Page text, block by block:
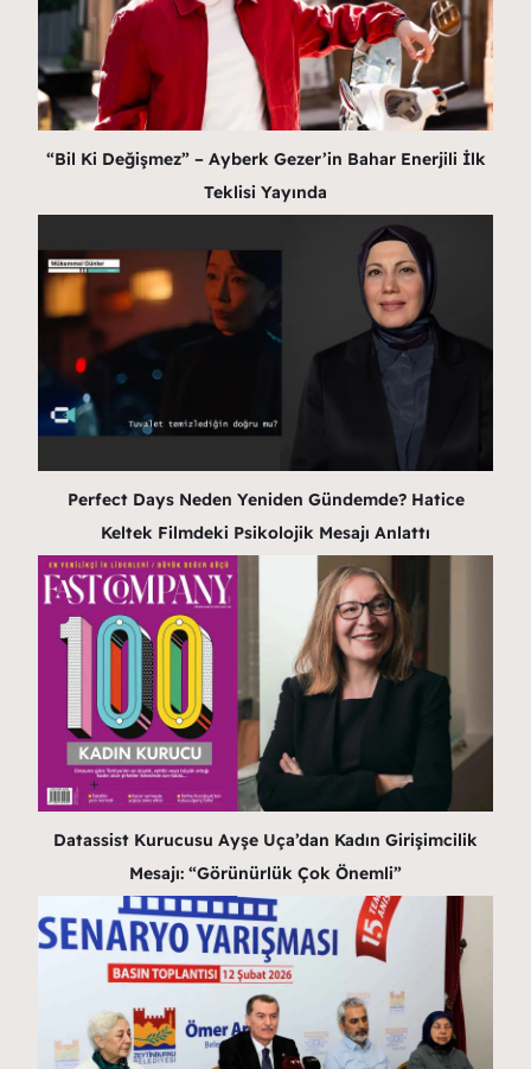
“Bil Ki Değişmez” – Ayberk Gezer’in Bahar Enerjili İlk
Teklisi Yayında
Perfect Days Neden Yeniden Gündemde? Hatice
Keltek Filmdeki Psikolojik Mesajı Anlattı
Datassist Kurucusu Ayşe Uça’dan Kadın Girişimcilik
Mesajı: “Görünürlük Çok Önemli”